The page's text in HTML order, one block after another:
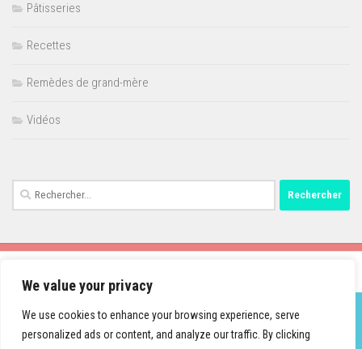
We value your privacy
We use cookies to enhance your browsing experience, serve
personalized ads or content, and analyze our traffic. By clicking
Pâtisseries
Recettes
Remèdes de grand-mère
Vidéos
Rechercher :